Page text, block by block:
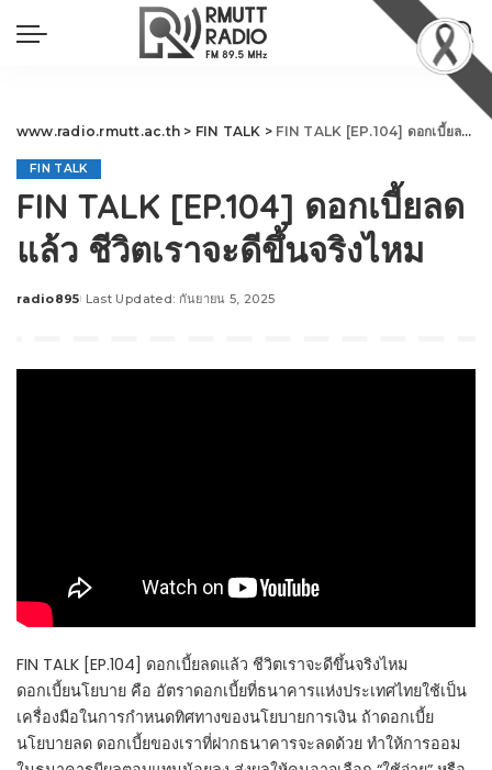
www.radio.rmutt.ac.th > FIN TALK > FIN TALK [EP.104] ดอกเบี้ยลดแล้ว ชีวิตเราจะดีขึ้นจริงไหม
FIN TALK
FIN TALK [EP.104] ดอกเบี้ยลด
แล้ว ชีวิตเราจะดีขึ้นจริงไหม
Posted
radio895 Last Updated: กันยายน 5, 2025
FIN TALK [EP.104] ดอกเบี้ยลดแล้ว ชีวิตเราจะดีขึ้นจริงไหม
ดอกเบี้ยนโยบาย คือ อัตราดอกเบี้ยที่ธนาคารแห่งประเทศไทยใช้เป็น
เครื่องมือในการกำหนดทิศทางของนโยบายการเงิน ถ้าดอกเบี้ย
นโยบายลด ดอกเบี้ยของเราที่ฝากธนาคารจะลดด้วย ทำให้การออม